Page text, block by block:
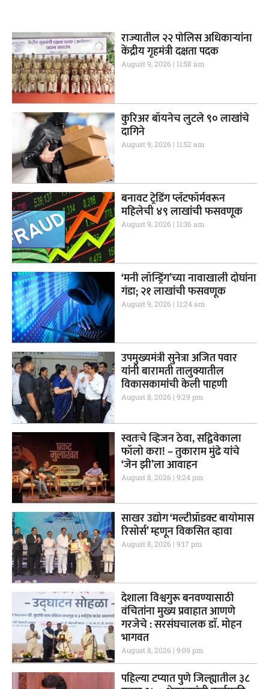
राज्यातील २२ पोलिस अधिकाऱ्यांना
केंद्रीय गृहमंत्री दक्षता पदक
August 9, 2026 11:58 am
कुरिअर बॉयनेच लुटले ९० लाखांचे
दागिने
August 9, 2026 11:52 am
बनावट ट्रेडिंग प्लॅटफॉर्मवरून
महिलेची ४९ लाखांची फसवणूक
August 9, 2026 11:36 am
‘मनी लॉन्ड्रिंग’च्या नावाखाली दोघांना
गंडा; २१ लाखांची फसवणूक
August 9, 2026 11:24 am
उपमुख्यमंत्री सुनेत्रा अजित पवार
यांनी बारामती तालुक्यातील
विकासकामांची केली पाहणी
August 8, 2026 9:29 pm
स्वतःचे व्हिजन ठेवा, सद्विवेकाला
फॉलो करा! – तुकाराम मुंढे यांचे
‘जेन झी’ला आवाहन
August 8, 2026 9:24 pm
साखर उद्योग ‘मल्टीप्रॉडक्ट बायोमास
रिसोर्स’ म्हणून विकसित व्हावा
August 8, 2026 9:17 pm
देशाला विश्वगुरू बनवण्यासाठी
वंचितांना मुख्य प्रवाहात आणणे
गरजेचे : सरसंघचालक डाॅ. मोहन
भागवत
August 8, 2026 9:09 pm
पहिल्या टप्यात पुणे जिल्ह्यातील ३८